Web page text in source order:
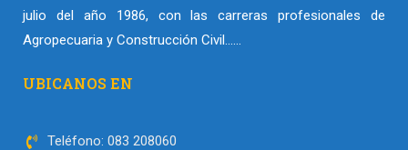
julio del año 1986, con las carreras profesionales de
Agropecuaria y Construcción Civil……
UBICANOS EN
Teléfono: 083 208060